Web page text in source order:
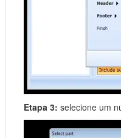
Etapa 3: selecione um